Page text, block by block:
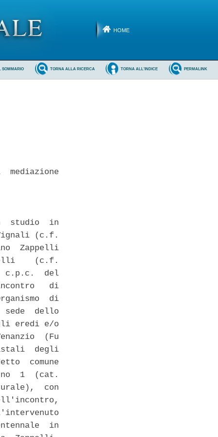
HOME
PERMALINK
TORNA ALL'INDICE
TORNA ALLA RICERCA
SOMMARIO
studio  in
(c.f.
Zappelli
(c.f.
c.p.c.  del
di
di
sede  dello
eredi e/o
(Fu
degli
comune
1  (cat.
con
in